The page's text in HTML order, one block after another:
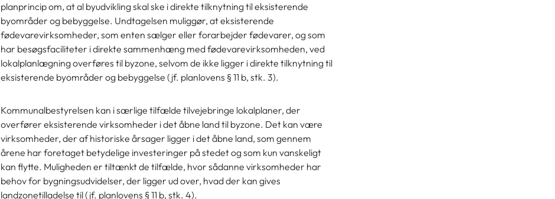
planprincip om, at al byudvikling skal ske i direkte tilknytning til eksisterende
byområder og bebyggelse. Undtagelsen muliggør, at eksisterende
fødevarevirksomheder, som enten sælger eller forarbejder fødevarer, og som
har besøgsfaciliteter i direkte sammenhæng med fødevarevirksomheden, ved
lokalplanlægning overføres til byzone, selvom de ikke ligger i direkte tilknytning til
eksisterende byområder og bebyggelse (jf. planlovens § 11 b, stk. 3).
Kommunalbestyrelsen kan i særlige tilfælde tilvejebringe lokalplaner, der
overfører eksisterende virksomheder i det åbne land til byzone. Det kan være
virksomheder, der af historiske årsager ligger i det åbne land, som gennem
årene har foretaget betydelige investeringer på stedet og som kun vanskeligt
kan flytte. Muligheden er tiltænkt de tilfælde, hvor sådanne virksomheder har
behov for bygningsudvidelser, der ligger ud over, hvad der kan gives
landzonetilladelse til (jf. planlovens § 11 b, stk. 4).